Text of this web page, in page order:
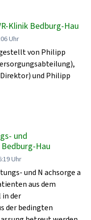
Klinik Bedburg-Hau
Uhr
von Philipp
und Philipp
und
Hau
Uhr
und N achsorge a
aus dem
in der
der bedingten